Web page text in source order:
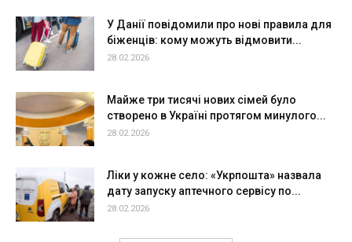
У Данії повідомили про нові правила для
біженців: кому можуть відмовити...
28.02.2026
Майже три тисячі нових сімей було
створено в Україні протягом минулого...
28.02.2026
Ліки у кожне село: «Укрпошта» назвала
дату запуску аптечного сервісу по...
28.02.2026